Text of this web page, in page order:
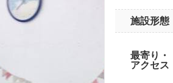
施設形態
最寄り・
アクセス